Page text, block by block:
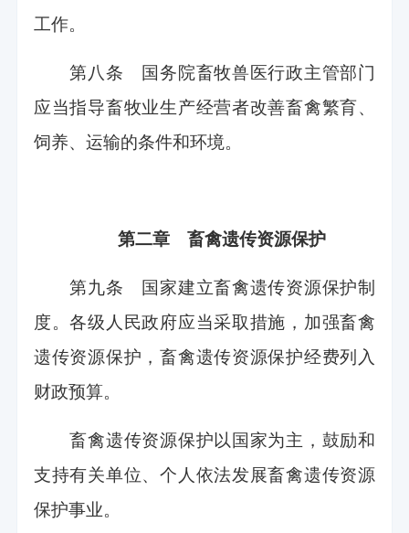
工作。
第八条 国务院畜牧兽医行政主管部门
应当指导畜牧业生产经营者改善畜禽繁育、
饲养、运输的条件和环境。
第二章 畜禽遗传资源保护
第九条 国家建立畜禽遗传资源保护制
度。各级人民政府应当采取措施，加强畜禽
遗传资源保护，畜禽遗传资源保护经费列入
财政预算。
畜禽遗传资源保护以国家为主，鼓励和
支持有关单位、个人依法发展畜禽遗传资源
保护事业。